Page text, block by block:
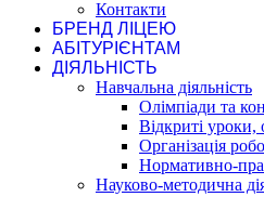
Контакти
БРЕНД ЛІЦЕЮ
АБІТУРІЄНТАМ
ДІЯЛЬНІСТЬ
Навчальна діяльність
Олімпіади та
Відкриті уроки,
Організація
Нормативно-
Науково-методична